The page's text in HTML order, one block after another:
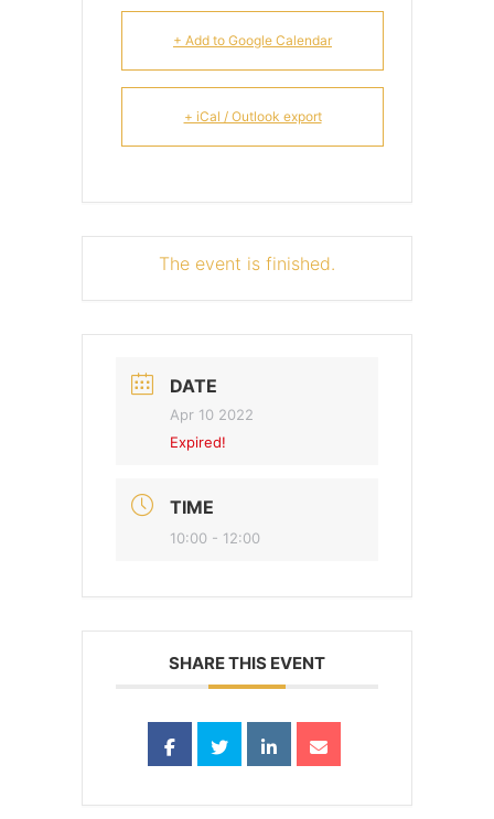
+ Add to Google Calendar
+ iCal / Outlook export
The event is finished.
DATE
Apr 10 2022
Expired!
TIME
10:00 - 12:00
SHARE THIS EVENT